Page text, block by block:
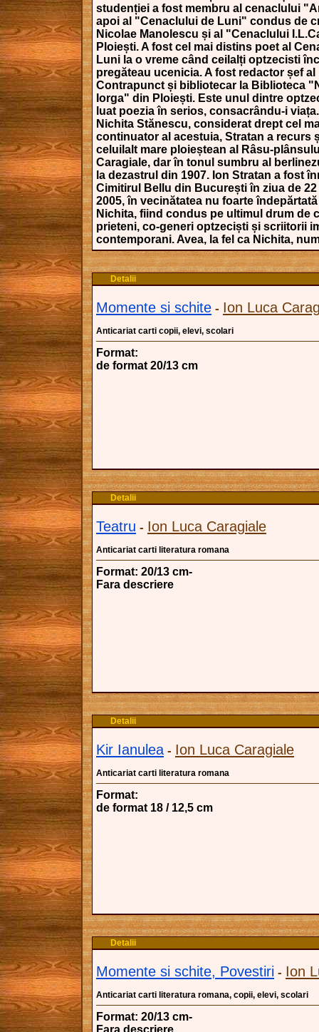
studenției a fost membru al cenaclului
apoi al "Cenaclului de Luni" condus de
Nicolae Manolescu și al "Cenaclului
Ploiești. A fost cel mai distins poet al
Luni la o vreme când ceilalți optzecisti
pregăteau ucenicia. A fost redactor șef al
Contrapunct și bibliotecar la Biblioteca
Iorga" din Ploiești. Este unul dintre
luat poezia în serios, consacrându-i
Nichita Stănescu, considerat drept cel
continuator al acestuia, Stratan a recurs
celuilalt mare ploieștean al Râsu-
Caragiale, dar în tonul sumbru al
la dezastrul din 1907. Ion Stratan a fost
Cimitirul Bellu din București în ziua de
2005, în vecinătatea nu foarte
Nichita, fiind condus pe ultimul drum de
prieteni, co-generi optzeciști și scriitorii
contemporani. Avea, la fel ca Nichita,
Detalii
Momente si schite - Ion Luca
Anticariat carti copii, elevi, scolari
Format:
de format 20/13 cm
Detalii
Teatru - Ion Luca Caragiale
Anticariat carti literatura romana
Format: 20/13 cm-
Fara descriere
Detalii
Kir Ianulea- Ion Luca Caragiale
Anticariat carti literatura romana
Format:
de format 18 / 12,5 cm
Detalii
Momente si schite, Povestiri - Ion
Anticariat carti literatura romana, copii, elevi, scolari
Format: 20/13 cm-
Fara descriere